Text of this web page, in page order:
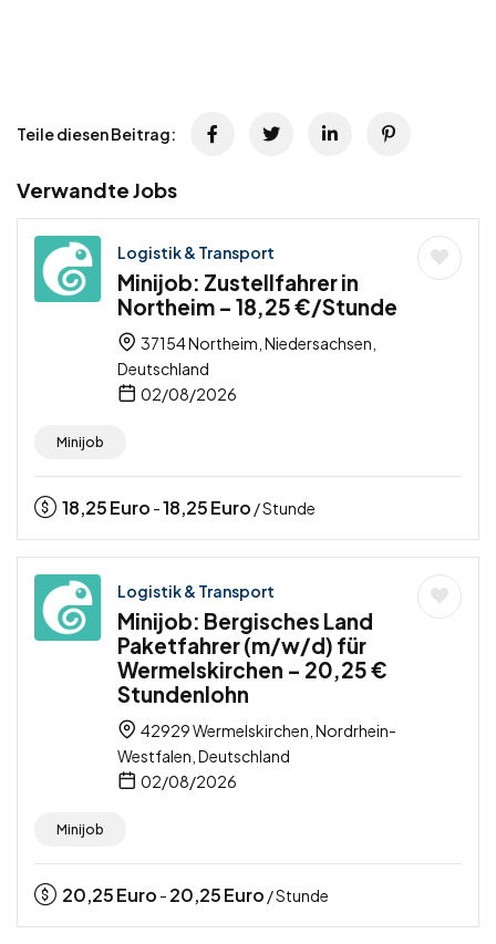
Teile diesen Beitrag:
Verwandte Jobs
Logistik & Transport
Minijob: Zustellfahrer in
Northeim – 18,25 €/Stunde
37154 Northeim, Niedersachsen,
Deutschland
02/08/2026
Minijob
18,25Euro -18,25Euro / Stunde
Logistik & Transport
Minijob: Bergisches Land
Paketfahrer (m/w/d) für
Wermelskirchen – 20,25 €
Stundenlohn
42929 Wermelskirchen, Nordrhein-
Westfalen, Deutschland
02/08/2026
Minijob
20,25Euro - 20,25Euro / Stunde